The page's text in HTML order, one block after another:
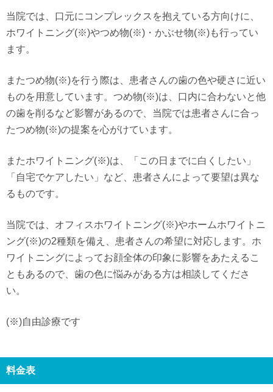
当院では、口元にコンプレックスを抱えている方向けに、
ホワイトニング(※)やつめ物(※)・かぶせ物(※)も行ってい
ます。
またつめ物(※)を行う際は、患者さんの歯の色や硬さに近い
ものを用意しています。つめ物(※)は、口内に合わないと他
の歯を削るなど影響があるので、当院では患者さんに合っ
たつめ物(※)の提案を心がけています。
またホワイトニング(※)は、「この日までに白くしたい」
「自宅でケアしたい」など、患者さんによって要望は異な
るものです。
当院では、オフィスホワイトニング(※)やホームホワイトニ
ング(※)の2種類を備え、患者さんの希望に対応します。ホ
ワイトニングによってお顔全体の印象に影響をあたえるこ
ともあるので、歯の色に悩みがある方は相談してくださ
い。
(※)自由診療です
料金表